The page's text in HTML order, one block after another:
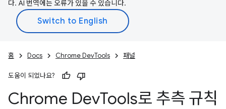
다. AI 번역에는 오류가 있을 수 있습니다.
홈 Docs Chrome DevTools 패널
도움이 되었나요?
Chrome DevTools로 추측 규칙